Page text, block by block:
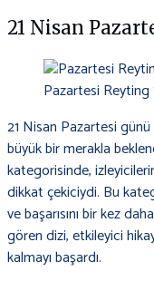
21 Nisan
Pazartesi Reyting
21 Nisan Pazartesi
büyük bir merakla
kategorisinde,
dikkat çekiciydi. Bu
ve başarısını bir kez
gören dizi, etkileyici
kalmayı başardı.